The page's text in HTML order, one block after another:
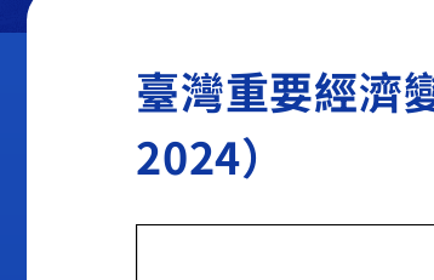
臺灣重要經
2024）